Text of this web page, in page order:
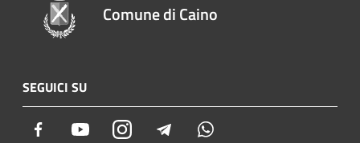
Comune di Caino
SEGUICI SU
Facebook YoutubeInstagram Telegram